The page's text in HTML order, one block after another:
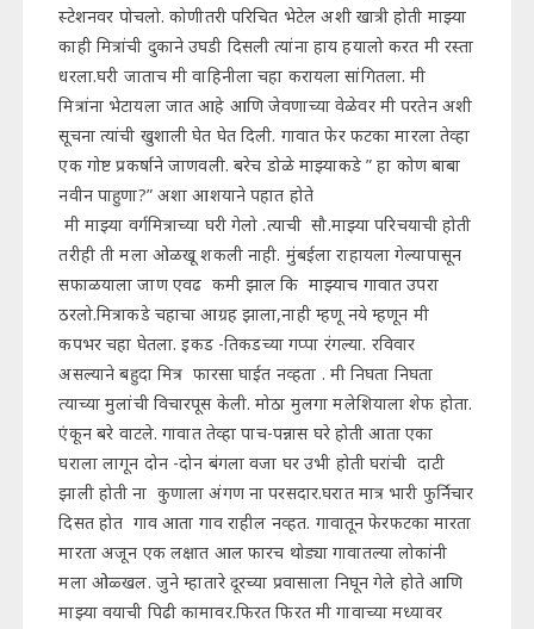
स्टेशनवर पोचलो. कोणीतरी परिचित भेटेल अशी खात्री होती माझ्या
काही मित्रांची दुकाने उघडी दिसली त्यांना हाय हयालो करत मी रस्ता
धरला.घरी जाताच मी वाहिनीला चहा करायला सांगितला. मी
मित्रांना भेटायला जात आहे आणि जेवणाच्या वेळेवर मी परतेन अशी
सूचना त्यांची खुशाली घेत घेत दिली. गावात फेर फटका मारला तेव्हा
एक गोष्ट प्रकर्षाने जाणवली. बरेच डोळे माझ्याकडे ” हा कोण बाबा
नवीन पाहुणा?” अशा आशयाने पहात होते
मी माझ्या वर्गमित्राच्या घरी गेलो .त्याची सौ.माझ्या परिचयाची होती
तरीही ती मला ओळखू शकली नाही. मुंबईला राहायला गेल्यापासून
सफाळयाला जाण एवढ कमी झाल कि माझ्याच गावात उपरा
ठरलो.मित्राकडे चहाचा आग्रह झाला,नाही म्हणू नये म्हणून मी
कपभर चहा घेतला. इकड -तिकडच्या गप्पा रंगल्या. रविवार
असल्याने बहुदा मित्र फारसा घाईत नव्हता . मी निघता निघता
त्याच्या मुलांची विचारपूस केली. मोठा मुलगा मलेशियाला शेफ होता.
एंकून बरे वाटले. गावात तेव्हा पाच-पन्नास घरे होती आता एका
घराला लागून दोन -दोन बंगला वजा घर उभी होती घरांची दाटी
झाली होती ना कुणाला अंगण ना परसदार.घरात मात्र भारी फुर्निचार
दिसत होत गाव आता गाव राहील नव्हत. गावातून फेरफटका मारता
मारता अजून एक लक्षात आल फारच थोड्या गावातल्या लोकांनी
मला ओळ्खल. जुने म्हातारे दूरच्या प्रवासाला निघून गेले होते आणि
माझ्या वयाची पिढी कामावर.फिरत फिरत मी गावाच्या मध्यावर